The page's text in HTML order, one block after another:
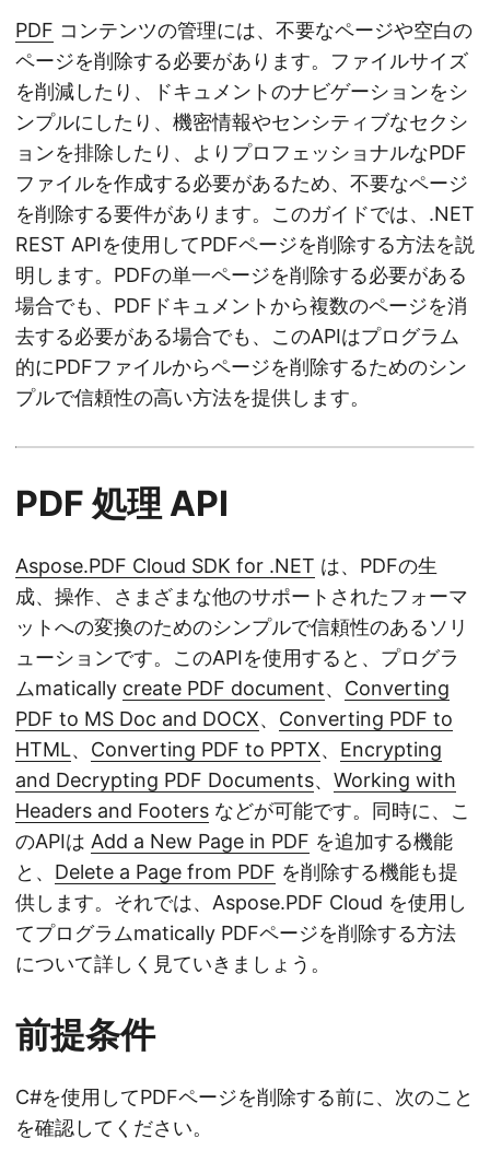
PDF コンテンツの管理には、不要なページや空白の
ページを削除する必要があります。ファイルサイズ
を削減したり、ドキュメントのナビゲーションをシ
ンプルにしたり、機密情報やセンシティブなセクシ
ョンを排除したり、よりプロフェッショナルなPDF
ファイルを作成する必要があるため、不要なページ
を削除する要件があります。このガイドでは、.NET
REST APIを使用してPDFページを削除する方法を説
明します。PDFの単一ページを削除する必要がある
場合でも、PDFドキュメントから複数のページを消
去する必要がある場合でも、このAPIはプログラム
的にPDFファイルからページを削除するためのシン
プルで信頼性の高い方法を提供します。
PDF 処理 API
Aspose.PDF Cloud SDK for .NET は、PDFの生
成、操作、さまざまな他のサポートされたフォーマ
ットへの変換のためのシンプルで信頼性のあるソリ
ューションです。このAPIを使用すると、プログラ
ムmatically create PDF document、 Converting
PDF to MS Doc and DOCX、 Converting PDF to
HTML、 Converting PDF to PPTX、 Encrypting
and Decrypting PDF Documents、 Working with
Headers and Footers などが可能です。同時に、こ
のAPIは Add a New Page in PDF を追加する機能
と、 Delete a Page from PDF を削除する機能も提
供します。それでは、Aspose.PDF Cloud を使用し
てプログラムmatically PDFページを削除する方法
について詳しく見ていきましょう。
前提条件
C#を使用してPDFページを削除する前に、次のこと
を確認してください。